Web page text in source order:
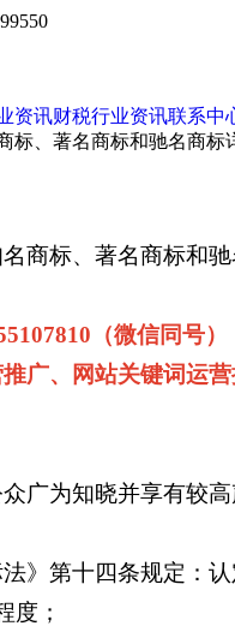
资讯财税行业资讯联系中
标、著名商标和驰名商标
商标、著名商标和
（微信同号）
推广、网站关键词运
广为知晓并享有较
》第十四条规定：
度；